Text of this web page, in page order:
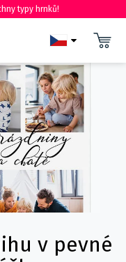
typy hrnků!
v pevné